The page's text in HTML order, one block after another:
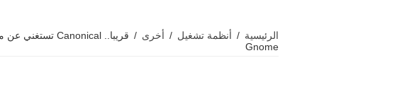
الرئيسية / أنظمة تشغيل / أخرى /
Gnome